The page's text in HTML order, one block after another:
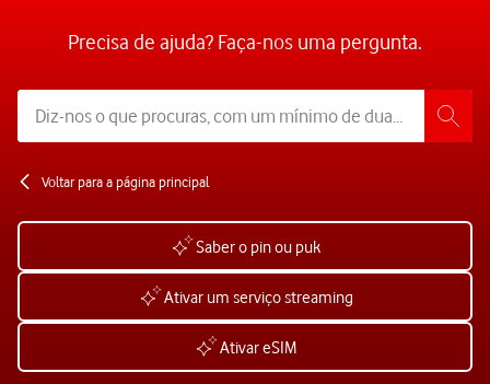
Precisa de ajuda? Faça-nos uma pergunta.
Voltar para a página principal
Saber o pin ou puk
Ativar um serviço streaming
Ativar eSIM